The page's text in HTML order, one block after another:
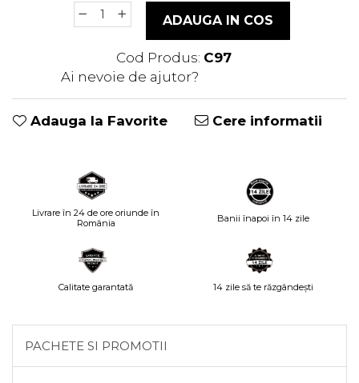
ADAUGA IN COS
Cod Produs: C97
Ai nevoie de ajutor?
Adauga la Favorite Cere informatii
Livrare în 24 de ore oriunde în
România
Banii înapoi în 14 zile
Calitate garantată 14 zile să te răzgândești
PACHETE SI PROMOTII